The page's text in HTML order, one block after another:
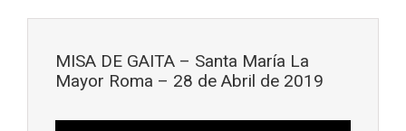
Saltar al contenido principal
MISA DE GAITA – Santa María La
Mayor Roma – 28 de Abril de 2019